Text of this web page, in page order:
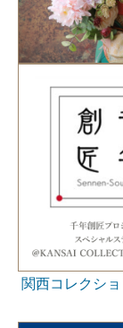
関西コレクシ